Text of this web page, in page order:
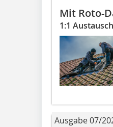
Mit Roto-
1:1
Ausgabe 07/